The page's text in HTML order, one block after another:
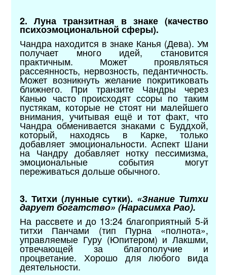
2. Луна транзитная в знаке (качество
психоэмоциональной сферы).
Чандра находится в знаке Канья (Дева). Ум
получает много идей, становится
практичным. Может проявляться
рассеянность, нервозность, педантичность.
Может возникнуть желание покритиковать
ближнего. При транзите Чандры через
Канью часто происходят ссоры по таким
пустякам, которые не стоят ни малейшего
внимания, учитывая ещё и тот факт, что
Чандра обменивается знаками с Буддхой,
который, находясь в Карке, только
добавляет эмоциональности. Аспект Шани
на Чандру добавляет нотку пессимизма,
эмоциональные события могут
переживаться дольше обычного.
3. Титхи (лунные сутки). «Знание Титхи
дарует богатство» (Нарасимха Рао).
На рассвете и до 13:24 благоприятный 5-й
титхи Панчами (тип Пурна «полнота»,
управляемые Гуру (Юпитером) и Лакшми,
отвечающей за благополучие и
процветание. Хорошо для любого вида
деятельности.